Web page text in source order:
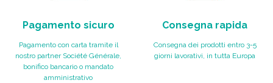
Pagamento sicuro
Pagamento con carta tramite il
nostro partner Société Générale,
bonifico bancario o mandato
amministrativo
Consegna rapida
Consegna dei prodotti entro 3-5
giorni lavorativi, in tutta Europa